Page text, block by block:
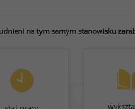
na tym samym stanowisku